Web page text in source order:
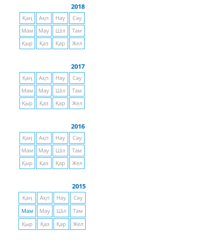
2018
Қаң Ақп Нау
Сәу
Мам
Мау Шіл
Там
Қыр
Қаз Қар Жел
2017
Қаң Ақп Нау
Сәу
Мам
Мау Шіл
Там
Қыр
Қаз Қар Жел
2016
Қаң Ақп Нау
Сәу
Мам
Мау Шіл
Там
Қыр
Қаз Қар Жел
2015
Қаң Ақп Нау
Сәу
Мам
Мау Шіл
Там
Қыр
Қаз Қар Жел